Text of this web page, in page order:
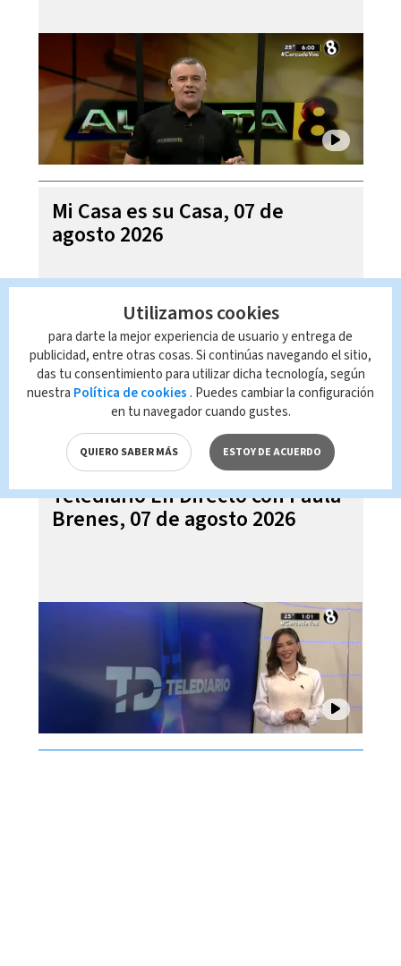
Mi Casa es su Casa, 07 de
agosto 2026
Telediario En Directo con Paula
Brenes, 07 de agosto 2026
Utilizamos cookies
para darte la mejor experiencia de usuario y entrega de
publicidad, entre otras cosas. Si continúas navegando el sitio,
das tu consentimiento para utilizar dicha tecnología, según
nuestra Política de cookies . Puedes cambiar la configuración
en tu navegador cuando gustes.
QUIERO SABER MÁS ESTOY DE ACUERDO